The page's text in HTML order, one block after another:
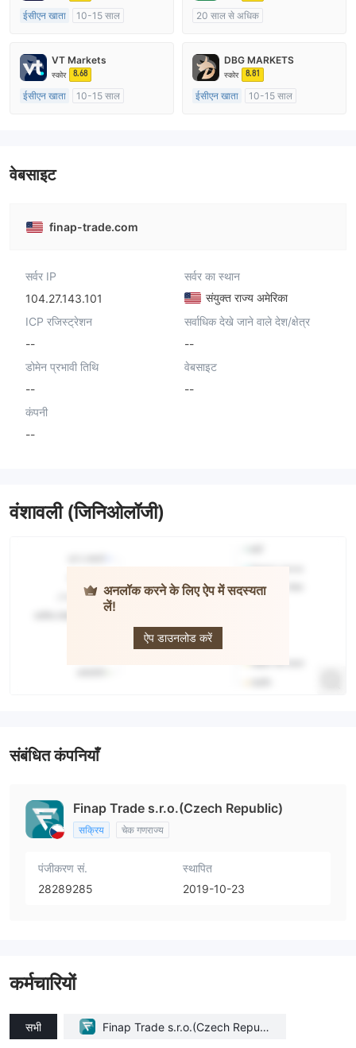
ईसीएन खाता
10-15 साल
मार्केट मेकिंग (एमएम)
मुख्य-लेबल MT4
20 साल से अधिक
मार्केट मेकिंग (एमएम)
VT Markets
स्कोर 8.68
ईसीएन खाता
10-15 साल
DBG MARKETS
स्कोर 8.81
ईसीएन खाता
10-15 साल
वेबसाइट
finap-trade.com
सर्वर IP
104.27.143.101
सर्वर का स्थान
संयुक्त राज्य अमेरिका
ICP रजिस्ट्रेशन
--
सर्वाधिक देखे जाने वाले देश/क्षेत्र
--
डोमेन प्रभावी तिथि
--
वेबसाइट
--
कंपनी
--
वंशावली (जिनिओलॉजी)
अनलॉक करने के लिए ऐप में सदस्यता
लें!
ऐप डाउनलोड करें
संबंधित कंपनियाँ
Finap Trade s.r.o.(Czech Republic)
सक्रिय चेक गणराज्य
पंजीकरण सं.
28289285
स्थापित
2019-10-23
कर्मचारियों
सभी
Finap Trade s.r.o.(Czech Republ